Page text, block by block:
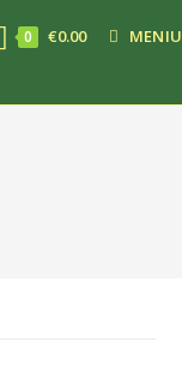
0 €0.00 MENIU